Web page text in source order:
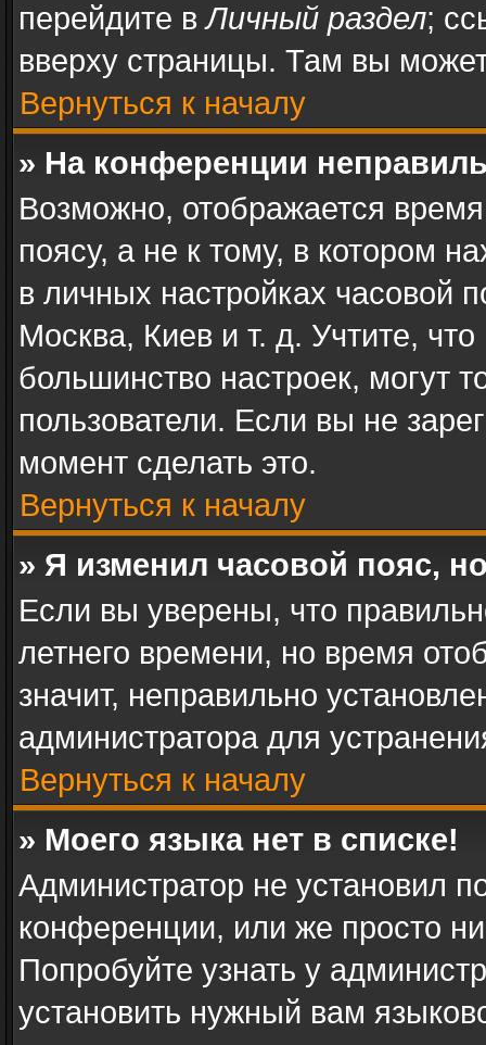
перейдите вЛичный раздел;
вверху страницы. Там вы
Вернуться к началу
» На конференции
Возможно, отображается
поясу, а не к тому, в котором
в личных настройках часовой
Москва, Киев и т. д. Учтите,
большинство настроек, могут
пользователи. Если вы не
момент сделать это.
Вернуться к началу
» Я изменил часовой пояс,
Если вы уверены, что
летнего времени, но время
значит, неправильно
администратора для
Вернуться к началу
» Моего языка нет в списке!
Администратор не установил
конференции, или же просто
Попробуйте узнать у
установить нужный вам